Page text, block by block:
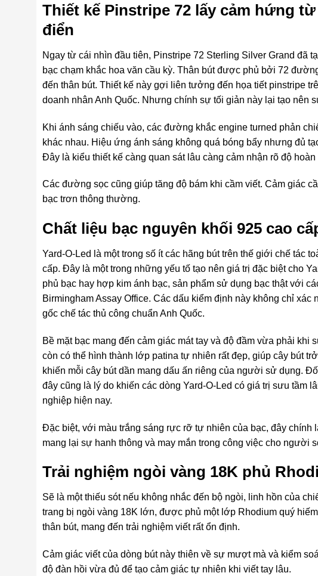
Thiết kế Pinstripe 72 lấy cảm hứng
điển
Ngay từ cái nhìn đầu tiên, Pinstripe 72 Sterling Silver Grand đã
bạc chạm khắc hoa văn cầu kỳ. Thân bút được phủ bởi 72
đến thân bút. Thiết kế này gợi liên tưởng đến họa tiết pinstripe
doanh nhân Anh Quốc. Nhưng chính sự tối giản này lại tạo nên
Khi ánh sáng chiếu vào, các đường khắc engine turned phản
khác nhau. Hiệu ứng ánh sáng không quá bóng bẩy nhưng đủ
Đây là kiểu thiết kế càng quan sát lâu càng cảm nhận rõ độ
Các đường sọc cũng giúp tăng độ bám khi cầm viết. Cảm giác
bạc trơn thông thường.
Chất liệu bạc nguyên khối 925 cao
Yard-O-Led là một trong số ít các hãng bút trên thế giới chế tác
cấp. Đây là một trong những yếu tố tạo nên giá trị đặc biệt cho
phủ bạc hay hợp kim ánh bạc, sản phẩm sử dụng bạc thật với
Birmingham Assay Office. Các dấu kiểm định này không chỉ
gốc chế tác thủ công chuẩn Anh Quốc.
Bề mặt bạc mang đến cảm giác mát tay và độ đầm vừa phải khi
còn có thể hình thành lớp patina tự nhiên rất đẹp, giúp cây bút
khiến mỗi cây bút dần mang dấu ấn riêng của người sử dụng.
đây cũng là lý do khiến các dòng Yard-O-Led có giá trị sưu tầm
nghiệp hiện nay.
Đặc biệt, với màu trắng sáng rực rỡ tự nhiên của bạc, đây chính
mang lại sự hanh thông và may mắn trong công việc cho người
Trải nghiệm ngòi vàng 18K phủ
Sẽ là một thiếu sót nếu không nhắc đến bộ ngòi, linh hồn của
trang bị ngòi vàng 18K lớn, được phủ một lớp Rhodium quý
thân bút, mang đến trải nghiệm viết rất ổn định.
Cảm giác viết của dòng bút này thiên về sự mượt mà và kiểm
độ đàn hồi vừa đủ để tạo cảm giác tự nhiên khi viết tay lâu.